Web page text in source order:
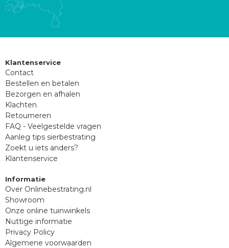
Klantenservice
Contact
Bestellen en betalen
Bezorgen en afhalen
Klachten
Retourneren
FAQ - Veelgestelde vragen
Aanleg tips sierbestrating
Zoekt u iets anders?
Klantenservice
Informatie
Over Onlinebestrating.nl
Showroom
Onze online tuinwinkels
Nuttige informatie
Privacy Policy
Algemene voorwaarden